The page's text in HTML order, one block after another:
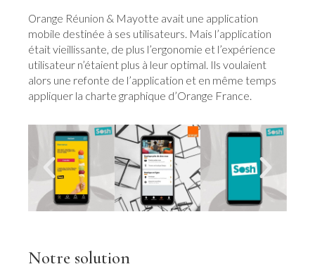
Orange Réunion & Mayotte avait une application
mobile destinée à ses utilisateurs. Mais l’application
était vieillissante, de plus l’ergonomie et l’expérience
utilisateur n’étaient plus à leur optimal. Ils voulaient
alors une refonte de l’application et en même temps
appliquer la charte graphique d’Orange France.
Notre solution